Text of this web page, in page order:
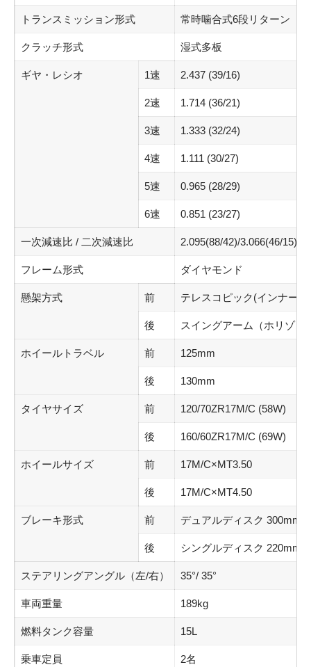
トランスミッション形式 常時噛合式6段リターン
クラッチ形式 湿式多板
ギヤ・レシオ 1速 2.437 (39/16)
2速 1.714 (36/21)
3速 1.333 (32/24)
4速 1.111 (30/27)
5速 0.965 (28/29)
6速 0.851 (23/27)
一次減速比 / 二次減速比 2.095(88/42)/3.066(46/15)
フレーム形式 ダイヤモンド
懸架方式 前 テレスコピック(インナー
後 スイングアーム（ホリゾン
ホイールトラベル 前 125mm
後 130mm
タイヤサイズ 前 120/70ZR17M/C (58W)
後 160/60ZR17M/C (69W)
ホイールサイズ 前 17M/C×MT3.50
後 17M/C×MT4.50
ブレーキ形式 前 デュアルディスク 300mm (
後 シングルディスク 220mm (
ステアリングアングル（左/右） 35°/ 35°
車両重量 189kg
燃料タンク容量 15L
乗車定員 2名